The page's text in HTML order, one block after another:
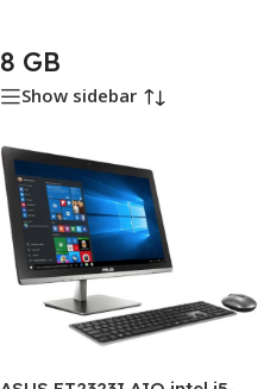
8 GB
Show sidebar